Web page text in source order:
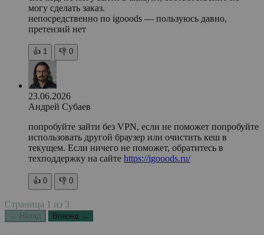
могу сделать заказ.
непосредственно по igooods — пользуюсь давно,
претензий нет
👍 1 👎 0
23.06.2026
Андрей Субаев
попробуйте зайти без VPN, если не поможет попробуйте
использовать другой браузер или очистить кеш в
текущем. Если ничего не поможет, обратитесь в
техподдержку на сайте https://igooods.ru/
👍 0 👎 0
Страница 1 из 3
← Назад Вперед →